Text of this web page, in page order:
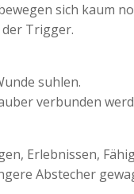
sich kaum
Trigger.
suhlen.
verbunden
Erlebnissen,
Abstecher